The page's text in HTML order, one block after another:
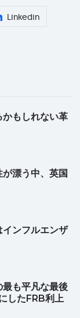
Linkedin
もしれない革
漂う中、英国
ンフルエンザ
も平凡な最後
したFRB利上